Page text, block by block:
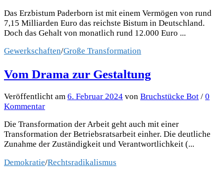
Das Erzbistum Paderborn ist mit einem Vermögen von rund
7,15 Milliarden Euro das reichste Bistum in Deutschland.
Doch das Gehalt von monatlich rund 12.000 Euro ...
Gewerkschaften/Große Transformation
Vom Drama zur Gestaltung
Veröffentlicht am 6. Februar 2024 von Bruchstücke Bot / 0
Kommentar
Die Transformation der Arbeit geht auch mit einer
Transformation der Betriebsratsarbeit einher. Die deutliche
Zunahme der Zuständigkeit und Verantwortlichkeit (...
Demokratie/Rechtsradikalismus